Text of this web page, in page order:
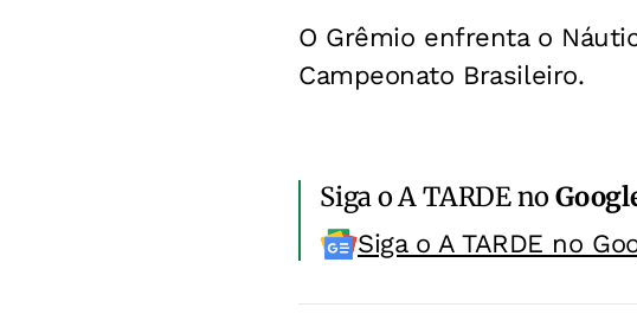
O Grêmio enfrenta o
Campeonato Brasileiro.
Siga o A TARDE no
Siga o A TARDE no